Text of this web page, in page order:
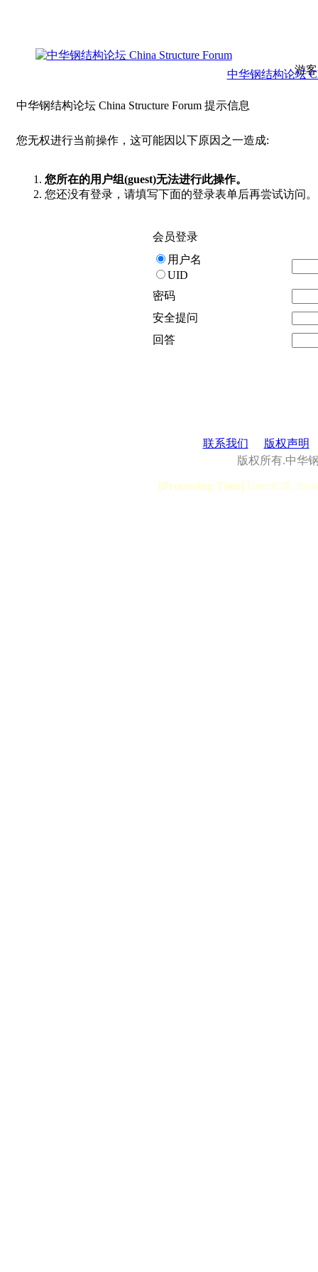
游
中华钢结构论坛
中华钢结构论坛 China Structure Forum 提示信息
您无权进行当前操作，这可能因以下原因之一造成:
您所在的用户组(guest)无法进行此操作。
您还没有登录，请填写下面的登录表单后再尝试访问。
会员登录
用户名
UID
密码
安全提问
回答
联系我们
版权声明
版权所有.中华
[Processing Time] User:0.28,